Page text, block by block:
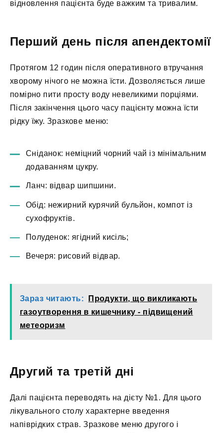
відновлення пацієнта буде важким та тривалим.
Перший день після апендектомії
Протягом 12 годин після оперативного втручання
хворому нічого не можна їсти. Дозволяється лише
помірно пити просту воду невеликими порціями.
Після закінчення цього часу пацієнту можна їсти
рідку їжу. Зразкове меню:
Сніданок: неміцний чорний чай із мінімальним
додаванням цукру.
Ланч: відвар шипшини.
Обід: нежирний курячий бульйон, компот із
сухофруктів.
Полуденок: ягідний кисіль;
Вечеря: рисовий відвар.
Зараз читають:
Продукти, що викликають
газоутворення в кишечнику - підвищений
метеоризм
Другий та третій дні
Далі пацієнта переводять на дієту №1. Для цього
лікувального столу характерне введення
напіврідких страв. Зразкове меню другого і